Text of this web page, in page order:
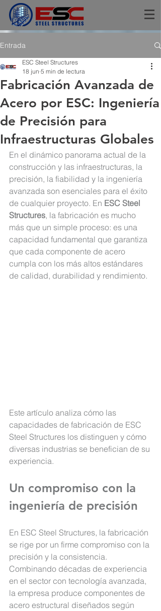
Entrada
Fabricación Avanzada de
Acero por ESC: Ingeniería
de Precisión para
Infraestructuras Globales
ESC Steel Structures
18 jun 5 min de lectura
En el dinámico panorama actual de la
construcción y las infraestructuras, la
precisión, la fiabilidad y la ingeniería
avanzada son esenciales para el éxito
de cualquier proyecto. En ESC Steel
Structures, la fabricación es mucho
más que un simple proceso: es una
capacidad fundamental que garantiza
que cada componente de acero
cumpla con los más altos estándares
de calidad, durabilidad y rendimiento.
Este artículo analiza cómo las
capacidades de fabricación de ESC
Steel Structures los distinguen y cómo
diversas industrias se benefician de su
experiencia.
Un compromiso con la
ingeniería de precisión
En ESC Steel Structures, la fabricación
se rige por un firme compromiso con la
precisión y la consistencia.
Combinando décadas de experiencia
en el sector con tecnología avanzada,
la empresa produce componentes de
acero estructural diseñados según